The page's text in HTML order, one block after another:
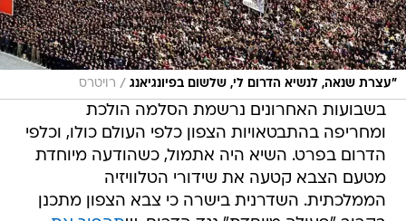
"עצרת שנאה, לנשיא הדרום לי, שלשום בפיונגיאנג / רויטרס
בשבועות האחרונים נרשמת הסלמה הולכת
ומחריפה בהתבטאויות הצפון כלפי העולם כולו, וכלפי
הדרום בפרט. השיא היה אתמול, כשהודעה מיוחדת
מטעם הצבא קטעה את שידורי הטלוויזיה
הממלכתית. השדרנית בישרה כי צבא הצפון מתכנן